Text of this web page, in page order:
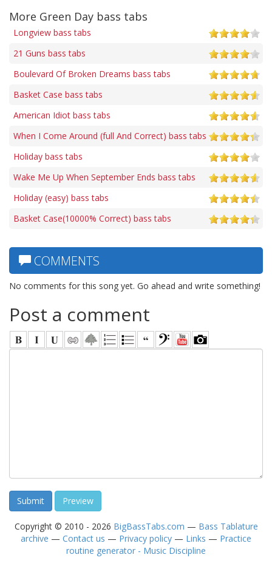
More Green Day bass tabs
Longview bass tabs
21 Guns bass tabs
Boulevard Of Broken Dreams bass tabs
Basket Case bass tabs
American Idiot bass tabs
When I Come Around (full And Correct) bass tabs
Holiday bass tabs
Wake Me Up When September Ends bass tabs
Holiday (easy) bass tabs
Basket Case(10000% Correct) bass tabs
COMMENTS
No comments for this song yet. Go ahead and write something!
Post a comment
Copyright © 2010 - 2026 BigBassTabs.com — Bass Tablature
archive — Contact us — Privacy policy — Links — Practice
routine generator - Music Discipline